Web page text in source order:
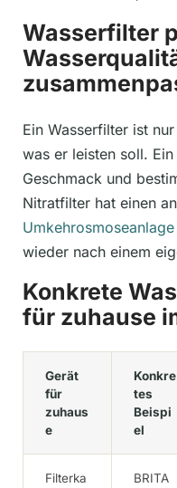
Wasserfilter
Ein Wasserfilter ist
was er leisten soll.
Geschmack und
Nitratfilter hat einen
wieder nach einem
Konkrete
für zuhause
Gerät
für
zuhaus
e
Konkre
tes
Beispi
el
Filterka
BRITA